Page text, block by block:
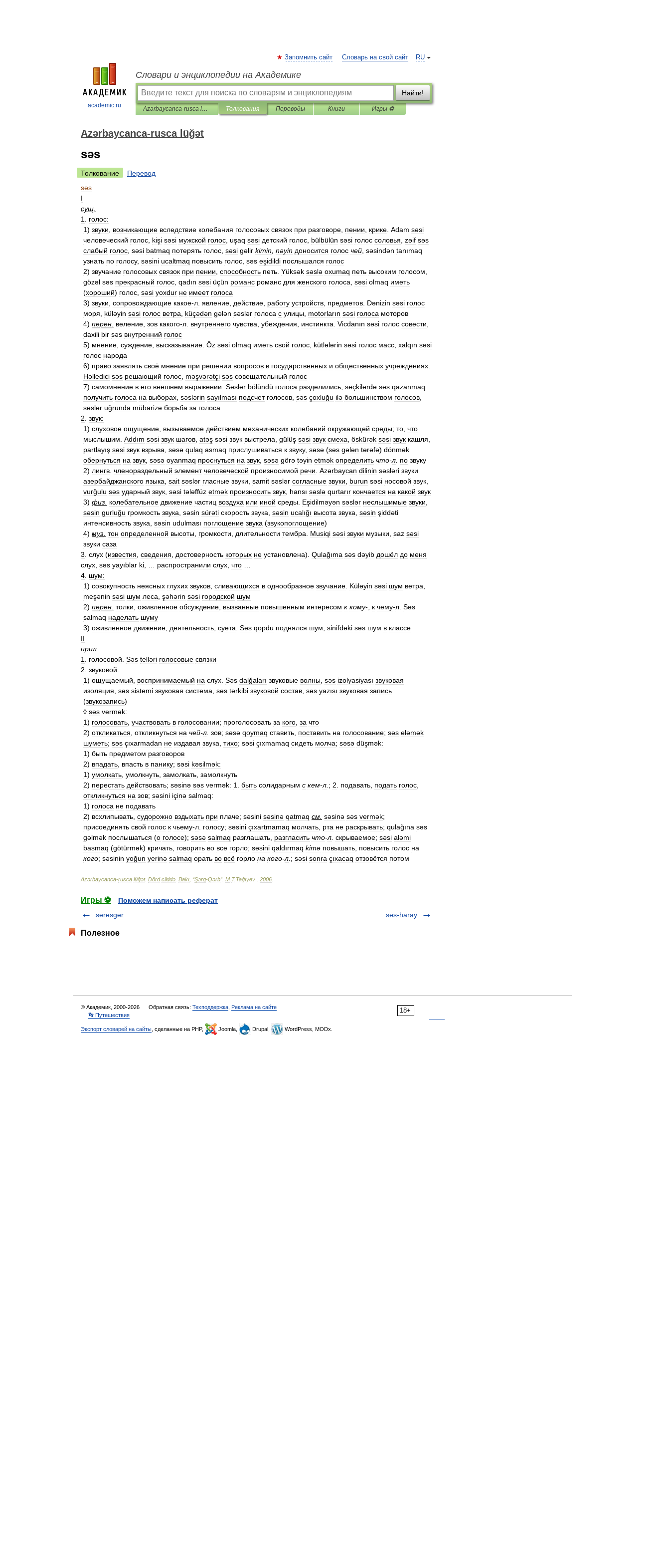
academic.ru
RU
Запомнить сайт Словарь на свой сайт
Словари и энциклопедии на Академике
Найти!
Azərbaycanca-rusca lüğət Толкования Переводы Книги Игры ⚽
Azərbaycanca-rusca lüğət
səs
Толкование
Перевод
səs
I
сущ
1
голос:
1) звуки возникающие вследствие колебания голосовых связок при разговоре пении крике Adam səsi
человеческий голос kişi səsi мужской голос uşaq səsi детский голос bülbülün səsi голос соловья zəif səs
слабый голос səsi batmaq потерять голос səsi gəlir kimin nəyin доносится голос чей səsindən tanımaq
узнать по голосу, səsini ucaltmaq повысить голос səs eşidildi послышался голос
2) звучание голосовых связок при пении способность петь Yüksək səslə oxumaq петь высоким голосом
gözəl səs прекрасный голос qadın səsi üçün романс романс для женского голоса səsi olmaq иметь
(хороший) голос səsi yoxdur не имеет голоса
3) звуки сопровождающие какое-л явление действие работу устройств предметов Dənizin səsi голос
моря
küləyin səsi голос ветра küçədən gələn səslər голоса с улицы motorların səsi голоса моторов
4) перен веление зов какого-л внутреннего чувства убеждения инстинкта Vicdanın səsi голос совести
daxili bir səs внутренний голос
5) мнение суждение высказывание Öz səsi olmaq иметь свой голос kütlələrin səsi голос масс xalqın səsi
голос народа
6) право заявлять своё мнение при решении вопросов в государственных и общественных учреждениях
Həlledici səs решающий голос məşvərətçi səs совещательный голос
7) самомнение в его внешнем выражении Səslər bölündü голоса разделились seçkilərdə səs qazanmaq
получить голоса на выборах səslərin sayılması подсчет голосов səs çoxluğu ilə большинством голосов
səslər uğrunda mübarizə борьба за голоса
2 звук:
1) слуховое ощущение вызываемое действием механических колебаний окружающей среды; то что
мыслышим Addım səsi звук шагов atəş səsi звук выстрела gülüş səsi звук смеха öskürək səsi звук кашля
partlayış səsi звук взрыва səsə qulaq asmaq прислушиваться к звуку, səsə (səs gələn tərəfə) dönmək
обернуться на звук səsə oyanmaq проснуться на звук səsə görə təyin etmək определить что-л по звуку
2) лингв членораздельный элемент человеческой произносимой речи Azərbaycan dilinin səsləri звуки
азербайджанского языка sait səslər гласные звуки samit səslər согласные звуки burun səsi носовой звук
vurğulu səs ударный звук səsi tələffüz etmək произносить звук hansı səslə qurtarır кончается на какой звук
3) физ колебательное движение частиц воздуха или иной среды Eşidilməyən səslər неслышимые звуки
səsin gurluğu громкость звука səsin sürəti скорость звука səsin ucalığı высота звука səsin şiddəti
интенсивность звука səsin udulması поглощение звука (звукопоглощение)
4) муз тон определенной высоты громкости длительности тембра Musiqi səsi звуки музыки saz səsi
звуки саза
3 слух (известия сведения достоверность которых не установлена). Qulağıma səs dəyib дошёл до меня
слух səs yayıblar ki распространили слух что
4 шум:
1) совокупность неясных глухих звуков сливающихся в однообразное звучание Küləyin səsi шум ветра
meşənin səsi шум леса şəhərin səsi городской шум
2) перен толки оживленное обсуждение вызванные повышенным интересом к кому-, к чему-л Səs
salmaq наделать шуму
3) оживленное движение деятельность суета Səs qopdu поднялся шум sinifdəki səs шум в классе
II
прил
1
голосовой Səs telləri голосовые связки
2 звуковой:
1) ощущаемый воспринимаемый на слух Səs dalğaları звуковые волны səs izolyasiyası звуковая
изоляция səs sistemi звуковая система səs tərkibi звуковой состав səs yazısı звуковая запись
(звукозапись)
◊ səs vermək:
1) голосовать участвовать в голосовании; проголосовать за кого за что
2) откликаться откликнуться на чей-л зов; səsə qoymaq ставить поставить на голосование; səs eləmək
шуметь; səs çıxarmadan не издавая звука тихо; səsi çıxmamaq сидеть молча; səsə düşmək:
1) быть предметом разговоров
2) впадать впасть в панику; səsi kəsilmək:
1) умолкать умолкнуть замолкать замолкнуть
2) перестать действовать; səsinə səs vermək: 1 быть солидарным с кем-л ; 2 подавать подать голос
откликнуться на зов; səsini içinə salmaq:
1) голоса не подавать
2) всхлипывать судорожно вздыхать при плаче; səsini səsinə qatmaq см səsinə səs vermək;
присоединять свой голос к чьему-л голосу; səsini çıxartmamaq молчать рта не раскрывать; qulağına səs
gəlmək послышаться (о голосе); səsə salmaq разглашать разгласить что-л скрываемое; səsi aləmi
basmaq (götürmək) кричать говорить во все горло; səsini qaldırmaq kimə повышать повысить голос на
кого; səsinin yoğun yerinə salmaq орать во всё горло на кого-л ; səsi sonra çıxacaq отзовётся потом
Azərbaycanca-rusca lüğət. Dörd cilddə Bakı , “Şərq-Qərb” M T.Tağıyev 2006
Игры ⚽
Поможем написать реферат
sərəsgər
səs-haray
Полезное
18+
© Академик, 2000-2026 Обратная связь: Техподдержка Реклама на сайте
👣 Путешествия
Экспорт словарей на сайты , сделанные на PHP, Joomla, Drupal, WordPress, MODx.